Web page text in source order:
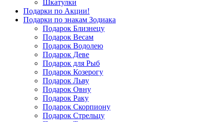
Шкатулки
Подарки по Акции!
Подарки по знакам Зодиака
Подарок Близнецу
Подарок Весам
Подарок Водолею
Подарок Деве
Подарок для Рыб
Подарок Козерогу
Подарок Льву
Подарок Овну
Подарок Раку
Подарок Скорпиону
Подарок Стрельцу